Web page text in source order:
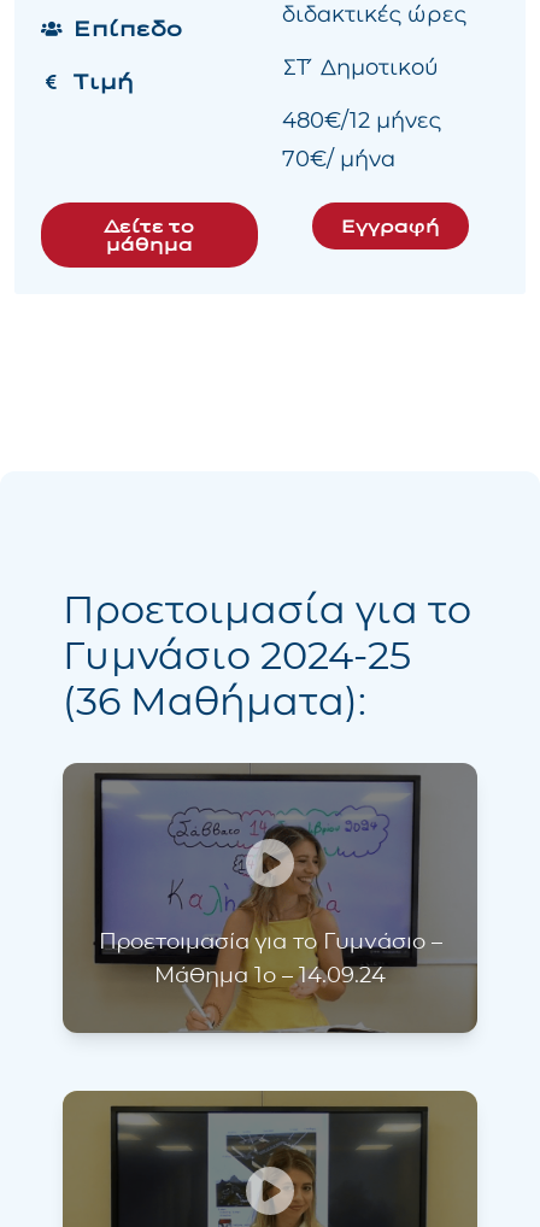
Επίπεδο
Τιμή
διδακτικές ώρες
ΣΤ ΄ Δημοτικού
480€/12 μήνες
70€/ μήνα
Δείτε το
μάθημα
Εγγραφή
Προετοιμασία για το
Γυμνάσιο 2024-25
(36 Μαθήματα):
Προετοιμασία για το Γυμνάσιο –
Μάθημα 1ο – 14.09.24